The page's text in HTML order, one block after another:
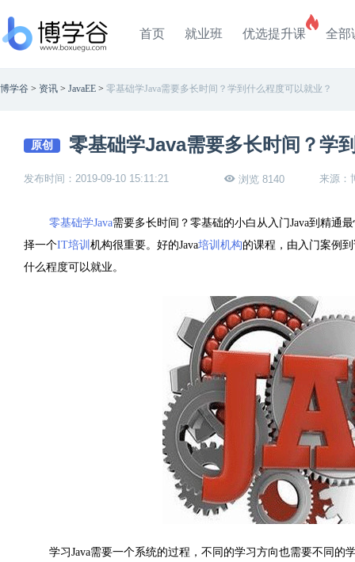
首页 就业班 优选提升课 全部
博学谷 > 资讯 > JavaEE > 零基础学Java需要多长时间？学到什么程度可以就业？
原创 零基础学Java需要多长时间？学
发布时间：2019-09-10 15:11:21 浏览 8140 来源：
零基础学Java需要多长时间？零基础的小白从入门Java到精通
择一个IT培训 机构很重要。好的Java培训机构的课程，由入门案例
什么程度可以就业。
学习Java需要一个系统的过程，不同的学习方向也需要不同的